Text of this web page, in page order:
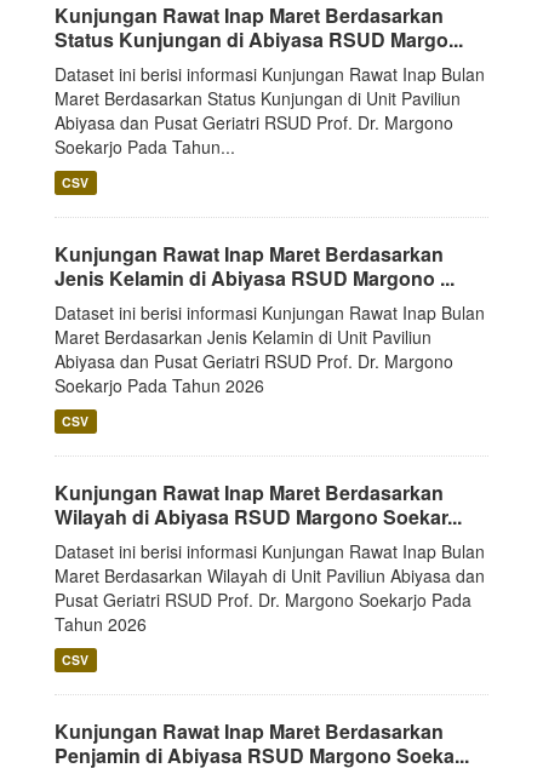
Kunjungan Rawat Inap Maret Berdasarkan
Status Kunjungan di Abiyasa RSUD Margo...
Dataset ini berisi informasi Kunjungan Rawat Inap Bulan
Maret Berdasarkan Status Kunjungan di Unit Paviliun
Abiyasa dan Pusat Geriatri RSUD Prof. Dr. Margono
Soekarjo Pada Tahun...
CSV
Kunjungan Rawat Inap Maret Berdasarkan
Jenis Kelamin di Abiyasa RSUD Margono ...
Dataset ini berisi informasi Kunjungan Rawat Inap Bulan
Maret Berdasarkan Jenis Kelamin di Unit Paviliun
Abiyasa dan Pusat Geriatri RSUD Prof. Dr. Margono
Soekarjo Pada Tahun 2026
CSV
Kunjungan Rawat Inap Maret Berdasarkan
Wilayah di Abiyasa RSUD Margono Soekar...
Dataset ini berisi informasi Kunjungan Rawat Inap Bulan
Maret Berdasarkan Wilayah di Unit Paviliun Abiyasa dan
Pusat Geriatri RSUD Prof. Dr. Margono Soekarjo Pada
Tahun 2026
CSV
Kunjungan Rawat Inap Maret Berdasarkan
Penjamin di Abiyasa RSUD Margono Soeka...